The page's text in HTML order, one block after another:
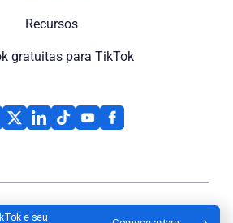
e seu
Recursos
gratuitas para TikTok